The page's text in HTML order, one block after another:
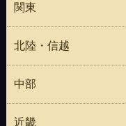
関東
北陸・信越
中部
近畿